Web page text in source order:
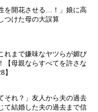
を開花させる…！」娘に高
つけた母の大誤算
れまで嫌味なヤツらが媚び
【母親ならすべてを許さな
】
それ？」友人から夫の過去
て結婚した夫の過去まで信